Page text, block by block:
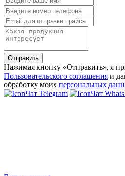
Отправить
Нажимая кнопку «Отправить», я
Пользовательского соглашения и
обработку моих персональных
Чат Telegram
Чат